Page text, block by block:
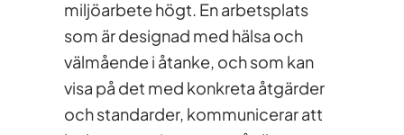
miljöarbete högt. En arbetsplats
som är designad med hälsa och
välmående i åtanke, och som kan
visa på det med konkreta åtgärder
och standarder, kommunicerar att